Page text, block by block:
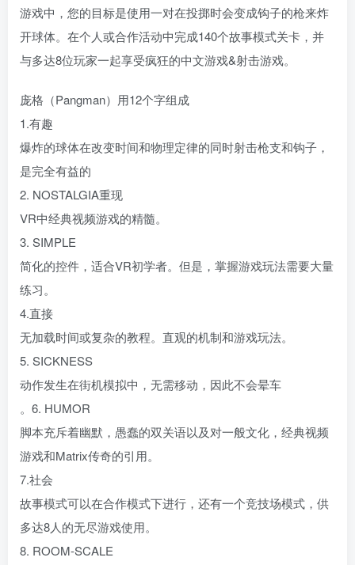
游戏中，您的目标是使用一对在投掷时会变成钩子的枪来炸
开球体。在个人或合作活动中完成140个故事模式关卡，并
与多达8位玩家一起享受疯狂的中文游戏&射击游戏。
庞格（Pangman）用12个字组成
1.有趣
爆炸的球体在改变时间和物理定律的同时射击枪支和钩子，
是完全有益的
2. NOSTALGIA重现
VR中经典视频游戏的精髓。
3. SIMPLE
简化的控件，适合VR初学者。但是，掌握游戏玩法需要大量
练习。
4.直接
无加载时间或复杂的教程。直观的机制和游戏玩法。
5. SICKNESS
动作发生在街机模拟中，无需移动，因此不会晕车
。6. HUMOR
脚本充斥着幽默，愚蠢的双关语以及对一般文化，经典视频
游戏和Matrix传奇的引用。
7.社会
故事模式可以在合作模式下进行，还有一个竞技场模式，供
多达8人的无尽游戏使用。
8. ROOM-SCALE